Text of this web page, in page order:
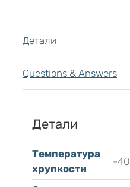
Детали
Questions & Answers
Детали
Температура
хрупкости
-40